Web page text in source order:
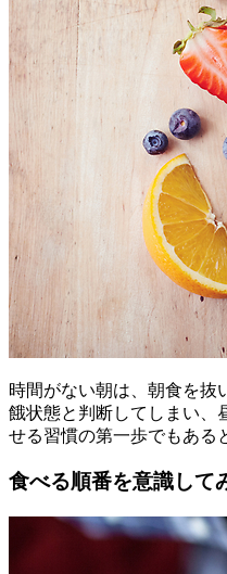
時間がない朝は、朝食を抜
餓状態と判断してしまい、
せる習慣の第一歩でもある
食べる順番を意識して